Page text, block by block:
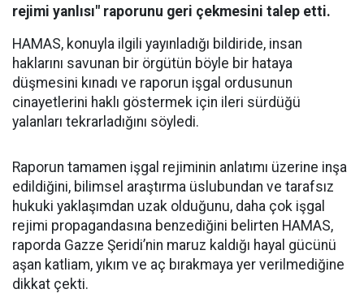
rejimi yanlısı" raporunu geri çekmesini talep etti.
HAMAS, konuyla ilgili yayınladığı bildiride, insan
haklarını savunan bir örgütün böyle bir hataya
düşmesini kınadı ve raporun işgal ordusunun
cinayetlerini haklı göstermek için ileri sürdüğü
yalanları tekrarladığını söyledi.
Raporun tamamen işgal rejiminin anlatımı üzerine inşa
edildiğini, bilimsel araştırma üslubundan ve tarafsız
hukuki yaklaşımdan uzak olduğunu, daha çok işgal
rejimi propagandasına benzediğini belirten HAMAS,
raporda Gazze Şeridi’nin maruz kaldığı hayal gücünü
aşan katliam, yıkım ve aç bırakmaya yer verilmediğine
dikkat çekti.